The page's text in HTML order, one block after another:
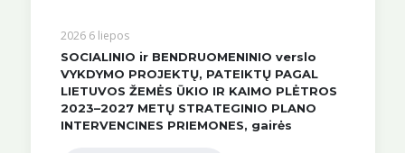
2026 6 liepos
SOCIALINIO ir BENDRUOMENINIO verslo
VYKDYMO PROJEKTŲ, PATEIKTŲ PAGAL
LIETUVOS ŽEMĖS ŪKIO IR KAIMO PLĖTROS
2023–2027 METŲ STRATEGINIO PLANO
INTERVENCINES PRIEMONES, gairės